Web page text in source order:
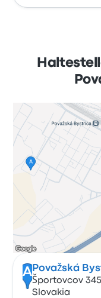
A Považská
Športovcov
Slovakia